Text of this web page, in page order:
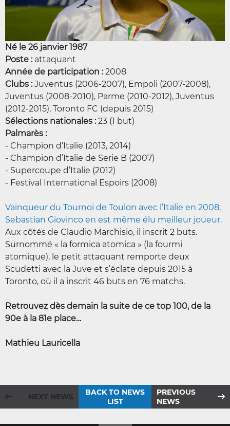
Né le 26 janvier 1987
Poste :attaquant
Année de participation :2008
Clubs :Juventus (2006-2007), Empoli (2007-2008),
Juventus (2008-2010), Parme (2010-2012), Juventus
(2012-2015), Toronto FC (depuis 2015)
Sélections nationales :23 (1 but)
Palmarès :
- Champion d’Italie (2013, 2014)
- Champion d’Italie de Serie B (2007)
- Supercoupe d’Italie (2012)
- Festival International Espoirs (2008)
Vainqueur du Tournoi de Toulon avec l’Italie en 2008,
Sebastian Giovinco en est même élu meilleur joueur.
Aux côtés de Claudio Marchisio, il inscrit 2 buts.
Surnommé « la formica atomica » (la fourmi
atomique), le petit attaquant remporte deux
Scudetti avec la Juve et s’éclate depuis 2015 à
Toronto, où il a inscrit 46 buts en 76 matchs.
Retrouvez dès demain la suite de ce top 100, de la
90e à la 81e place…
Mathieu Lauricella
NEXT NEWS
BACK TO NEWS
LIST
PREVIOUS
NEWS